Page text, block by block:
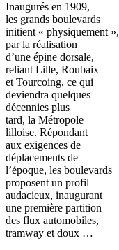
Inaugurés en 1909,
les grands boulevards
initient « physiquement »,
par la réalisation
d’une épine dorsale,
reliant Lille, Roubaix
et Tourcoing, ce qui
deviendra quelques
décennies plus
tard, la Métropole
lilloise. Répondant
aux exigences de
déplacements de
l’époque, les boulevards
proposent un profil
audacieux, inaugurant
une première partition
des flux automobiles,
tramway et doux …